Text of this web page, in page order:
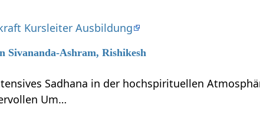
Kursleiter Ausbildung
Sivananda-Ashram, Rishikesh
Sadhana in der hochspirituellen
Um…